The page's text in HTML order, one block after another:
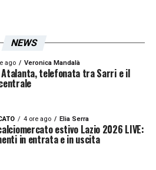
NEWS
ago Veronica Mandalà
Atalanta, telefonata tra Sarri e il
4 ore ago Elia Serra
estivo Lazio 2026 LIVE:
in entrata e in uscita